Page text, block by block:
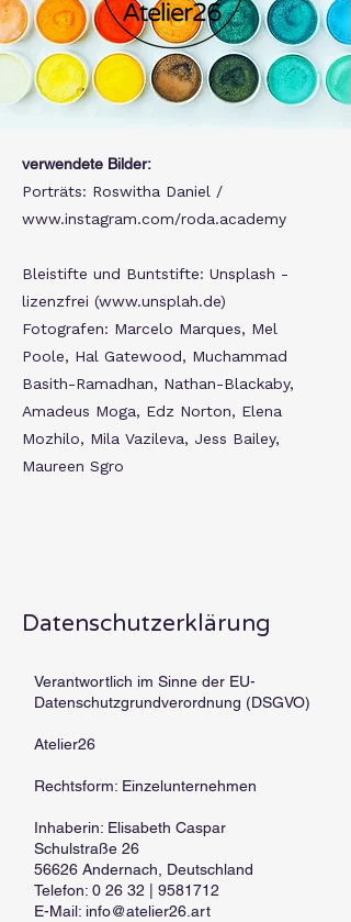
verwendete Bilder:
Porträts: Roswitha Daniel /
www.instagram.com/roda.academy
Bleistifte und Buntstifte: Unsplash -
lizenzfrei (www.unsplah.de)
Fotografen: Marcelo Marques, Mel
Poole, Hal Gatewood, Muchammad
Basith-Ramadhan, Nathan-Blackaby,
Amadeus Moga, Edz Norton, Elena
Mozhilo, Mila Vazileva, Jess Bailey,
Maureen Sgro
Datenschutzerklärung
Verantwortlich im Sinne der EU-
Datenschutzgrundverordnung (DSGVO)
Atelier26
Rechtsform: Einzelunternehmen
Inhaberin: Elisabeth Caspar
Schulstraße 26
56626 Andernach, Deutschland
Telefon: 0 26 32 | 9581712
E-Mail: info@atelier26.art